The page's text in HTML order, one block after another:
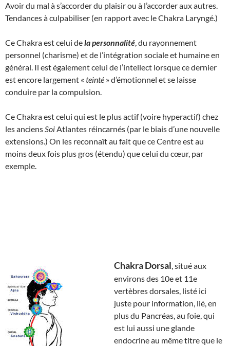
Avoir du mal à s’accorder du plaisir ou à l’accorder aux autres.
Tendances à culpabiliser (en rapport avec le Chakra Laryngé.)
Ce Chakra est celui dela personnalité, du rayonnement
personnel (charisme) et de l’intégration sociale et humaine en
général. Il est également celui de l’intellect lorsque ce dernier
est encore largement « teinté » d’émotionnel et se laisse
conduire par la compulsion.
Ce Chakra est celui qui est le plus actif (voire hyperactif) chez
les anciensSoiAtlantes réincarnés (par le biais d’une nouvelle
extensions.) On les reconnaît au fait que ce Centre est au
moins deux fois plus gros (étendu) que celui du cœur, par
exemple.
Chakra Dorsal, situé aux
environs des 10e et 11e
vertèbres dorsales, listé ici
juste pour information, lié, en
plus du Pancréas, au foie, qui
est lui aussi une glande
endocrine au même titre que le